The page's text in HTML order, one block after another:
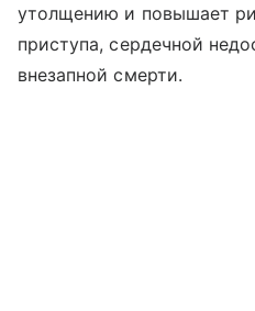
утолщению и повышает
приступа, сердечной
внезапной смерти.